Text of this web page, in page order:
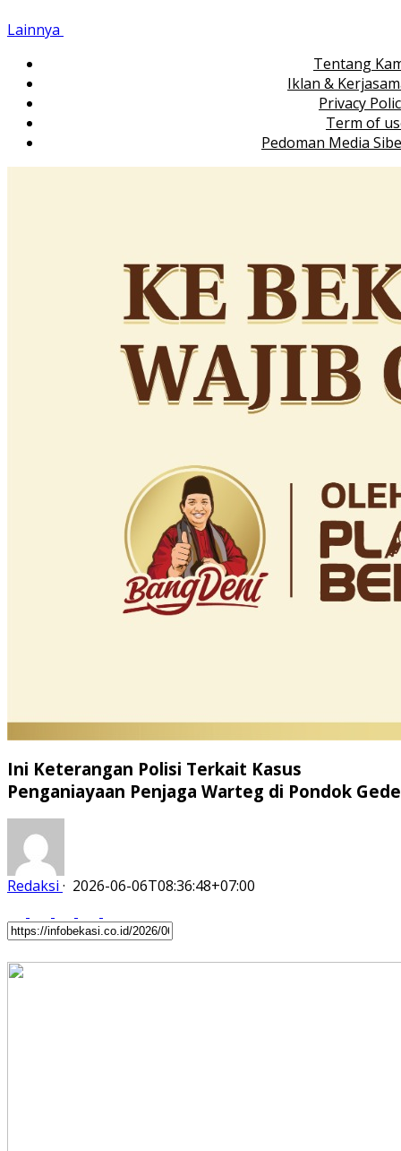
Lainnya
Tentang
Iklan &
Privacy
Term of
Pedoman Media
Ini Keterangan Polisi Terkait Kasus
Penganiayaan Penjaga Warteg di Pondok Gede
Redaksi · 2026-06-06T08:36:48+07:00